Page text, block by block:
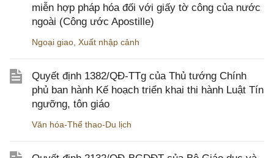
miễn hợp pháp hóa đối với giấy tờ công của nước
ngoài (Công ước Apostille)
Ngoại giao Xuất nhập cảnh
Quyết định 1382/QĐ-TTg của Thủ tướng Chính
phủ ban hành Kế hoạch triển khai thi hành Luật Tín
ngưỡng, tôn giáo
Văn hóa-Thể thao-Du lịch